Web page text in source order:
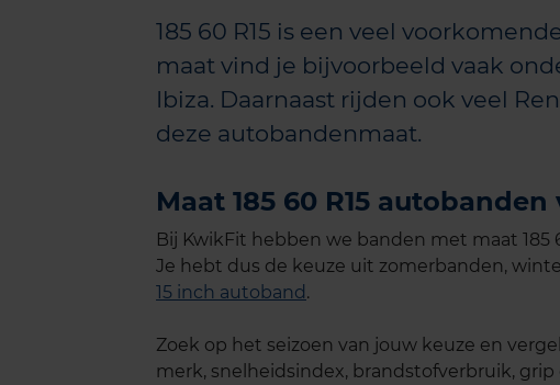
185 60 R15 is een veel
maat vind je bijvoorbeeld vaak
Ibiza. Daarnaast rijden ook veel
deze autobandenmaat.
Maat 185 60 R15
Bij KwikFit hebben we banden met maat 185
Je hebt dus de keuze uit zomerbanden,
15 inch autoband .
Zoek op het seizoen van jouw keuze en
merk, snelheidsindex, brandstofverbruik,